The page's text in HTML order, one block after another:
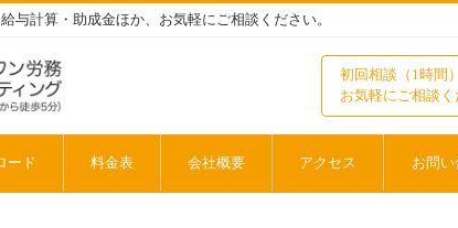
与計算・助成金ほか、お気軽にご相談ください。
初回相談（1時間
お気軽にご相談く
ード 料金表 会社概要 アクセス お問